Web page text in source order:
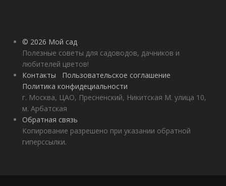
© 2026 Мой сад
Полезные советы для садоводов, дачников и
любителей цветов!
Контакты
Пользовательское соглашение
Политика конфидециальности
г. Москва, ЦАО, Пресненский, Никитская М. улица 10,
м. Арбатская
Обратная связь
Копирование разрешено при указании обратной
гиперссылки.